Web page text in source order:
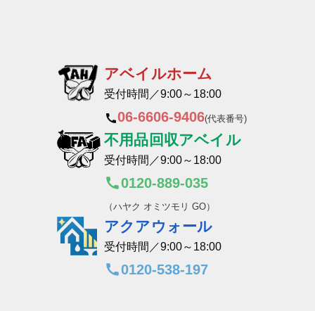
アベイルホーム
受付時間／9:00～18:00
06-6606-9406(代表番号)
不用品回収アベイル
受付時間／9:00～18:00
0120-889-035
（ハヤク オミツモリ GO）
アクアウォール
受付時間／9:00～18:00
0120-538-197